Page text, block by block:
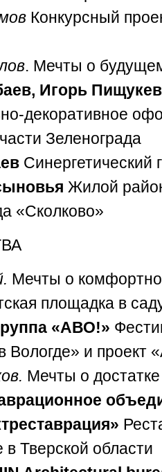
Конкурсный
. Мечты о
Игорь
декоративное
Зеленограда
Синергетический
Жилой
«Сколково»
Мечты о
площадка в
«АВО!»
Вологде» и проект
Мечты о достатке
в Тверской области